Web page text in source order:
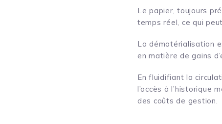
Le papier, toujours
temps réel, ce qui
La dématérialisation
en matière de gains
En fluidifiant la
l’accès à l’historique
des coûts de gestion.